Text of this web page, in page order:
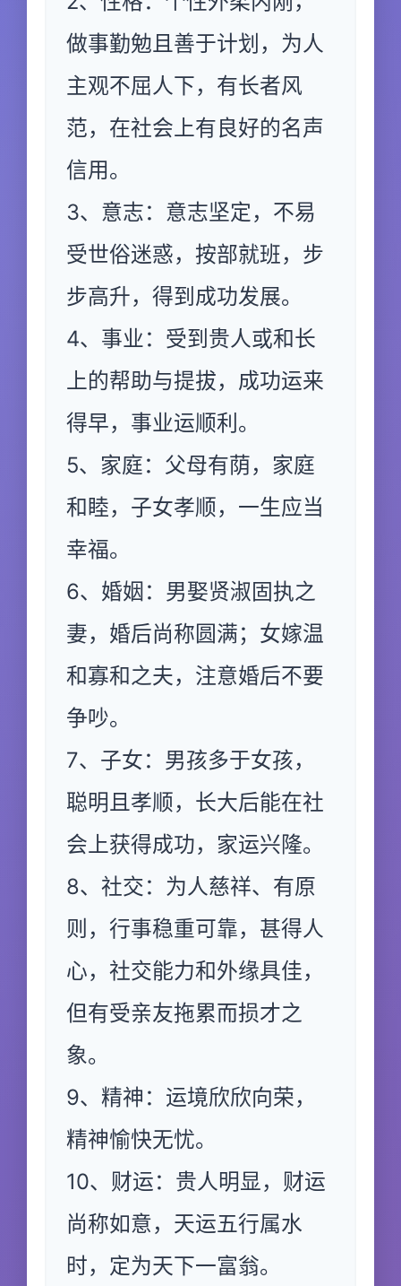
做事勤勉且善于计划，为人
主观不屈人下，有长者风
范，在社会上有良好的名声
信用。
3、意志：意志坚定，不易
受世俗迷惑，按部就班，步
步高升，得到成功发展。
4、事业：受到贵人或和长
上的帮助与提拔，成功运来
得早，事业运顺利。
5、家庭：父母有荫，家庭
和睦，子女孝顺，一生应当
幸福。
6、婚姻：男娶贤淑固执之
妻，婚后尚称圆满；女嫁温
和寡和之夫，注意婚后不要
争吵。
7、子女：男孩多于女孩，
聪明且孝顺，长大后能在社
会上获得成功，家运兴隆。
8、社交：为人慈祥、有原
则，行事稳重可靠，甚得人
心，社交能力和外缘具佳，
但有受亲友拖累而损才之
象。
9、精神：运境欣欣向荣，
精神愉快无忧。
10、财运：贵人明显，财运
尚称如意，天运五行属水
时，定为天下一富翁。